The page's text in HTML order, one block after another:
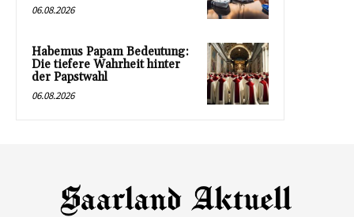
06.08.2026
Habemus Papam Bedeutung:
Die tiefere Wahrheit hinter
der Papstwahl
06.08.2026